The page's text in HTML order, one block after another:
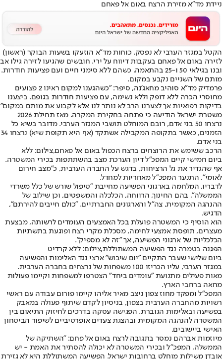
ניידת מד"א מזירת הרצח באום אל פאחם
הקטל במגזר הערבי לא נפסק. כוחות מד"א הוזעקו בשעות הבוקר (ראשון)
לזירה באום אל פאחם בעקבות דיווח על ירי. חובשים שהגיעו לזירה גילו אב
ובנו בגילאי 50 ו-25 בהתאמה, כשהם ללא סימני חיים ועם פציעות חודרות.
מותם של השניים נקבע במקום.
פרמדיק מד"א סוהיב מחאג'נה, סיפר: "כשהגענו למקום ראינו 2 פצועים
מחוסרי הכרה ללא דופק וללא נשימה, עם פציעות חודרות בגופם. ביצענו
בדיקות רפואיות אך לצערנו הרב לא נותר לנו אלא לקבוע את מותם במקום"
משטרת ישראל הודיעה כי פתחה בחקירת המקרה. מאז תחילת 2026
נרצחו 50 בני אדם, רובם המוחלט תושבי המגזר הערבי. מדובר בשיא כל
הזמנים, כאשר בתקופה המקבילה אשתקד (אף היא תקופת שיא) נרצחו 34
בני אדם.
הרכב ששימש את הרוצחים ברצח הכפול באום אל פאחם,צילום: ללא
ביום חמישי קיים המפכ"ל דיון הערכת מצב בהשתתפות בכירי המשטרה.
אף שהגדיר את גל הרציחות, בדגש על החברה הערבית, כ"מצב חירום
לאומי", התנער המפכ"ל מאחריות למחדל.
לדבריו, המלחמה בארגוני הפשיעה מחייבת "טיפול שורש של כלל משרדי
הממשלה", בהם החינוך, הרווחה, הכלכלה והמשפטים, וכן שילוב של
ההנהגה המקומית, צה"ל והארגונים החברתיים. "כולם חייבים להירתם",
הדגיש.
הוא הוסיף כי המשטרה פועלת בכל האמצעים העומדים לרשותה, מבצעת
מעצרים, תופסת אמצעי לחימה, מסכלת מקרי רצח ופוגעת בתשתיות
הכלכליות של ארגוני הפשיעה, אך "זה לא מספיק".
הפגנה בטמרה נגד הפשיעה המשתוללת,צילום: ללא קרדיט
ביום שלישי שעבר התקיים "יום שיבוש" ארצי נגד האלימות והפשיעה
במגזר הערבי, עליו הכריזו 100 משפחות של נרצחים בחברה הערבית.
מאות פעילים מתנועת "עומדים ביחד" הצטרפו למשפחות וקיימו פעולות
מחאה ברחבי הארץ.
המפכ"ל ומפקד מחוז צפון ניצב מאיר אליהו קיימו פורום עבודה עם ראשי
רשויות מהחברה הערבית בצפון, בניסיון לקדם שיתוף פעולה במאבק
בפשיעה ובאלימות הגוברת. הפגישה עסקה בדרכים לחיזוק התיאום בין
המשטרה להנהגה המקומית ובהצגת צעדים אופרטיביים לשיפור הביטחון
האישי ביישובים.
מיוזמות אברהם נמסר בתגובה לרצח באום אל פחם: "השתיקה של
הממשלה, המפכ״ל ובכירי המשטרה לא יכולה להסתיר את האמת - יש
אובדן משילות מוחלט ברחובות ישראל. הפשיעה המשתוללת היא לא גזירת